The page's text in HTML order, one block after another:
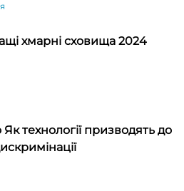
хмарні сховища 2024
технології призводять до